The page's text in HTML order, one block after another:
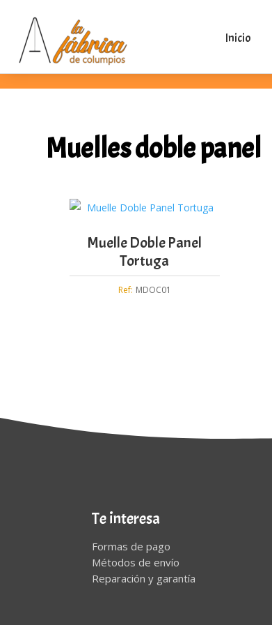
Inicio
Muelles doble panel
Muelle Doble Panel
Tortuga
Ref: MDOC01
Te interesa
Formas de pago
Métodos de envío
Reparación y garantía